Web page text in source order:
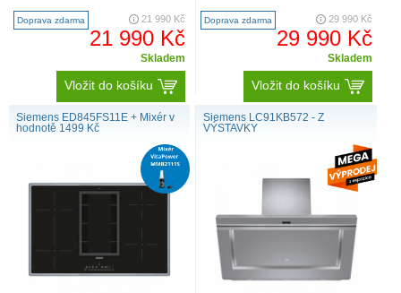
recirkulace je vyža..
Doprava zdarma 21 990 Kč
21 990 Kč
Skladem
Vložit do košíku
skleněným štítem Výkon a spo..
Doprava zdarma 29 990 Kč
29 990 Kč
Skladem
Vložit do košíku
Siemens ED845FS11E + Mixér v
hodnotě 1499 Kč
Siemens LC91KB572 - Z
VÝSTAVKY